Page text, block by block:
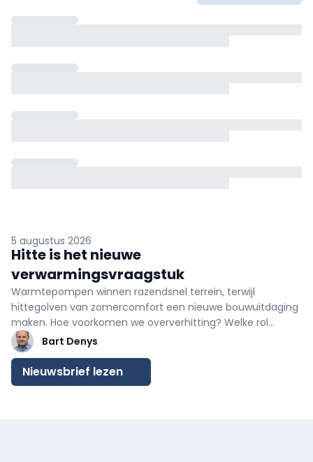
5 augustus 2026
Hitte is het nieuwe
verwarmingsvraagstuk
Warmtepompen winnen razendsnel terrein, terwijl
hittegolven van zomercomfort een nieuwe bouwuitdaging
maken. Hoe voorkomen we oververhitting? Welke rol
spelen isolatie, zonwering en ventilatie? En waarom is
energiezuinig koelen met een warmtepomp nog zo
onbekend? Ontdek de nieuwste inzichten, cijfers en
praktijkadviezen.
Bart Denys
Nieuwsbrief lezen